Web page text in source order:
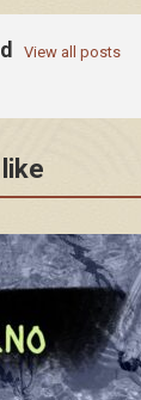
View all posts